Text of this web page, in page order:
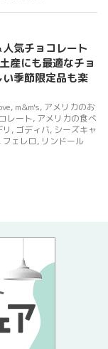
気チョコレート
産にも最適なチョ
季節限定品も楽
, m&m's, アメリカのお
レート, アメリカの食べ
, ゴディバ, シーズキャ
, フェレロ, リンドール